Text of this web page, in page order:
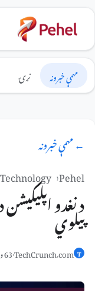
مهمې خبرونه نړۍ
← مهمې خبرونه
Pehel
Technology
د نغدو
پیلوي
T
TechCrunch.com
·63 ورځې وړاندې